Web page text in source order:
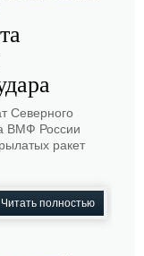
Северного
ВМФ России
ракет
Читать полностью